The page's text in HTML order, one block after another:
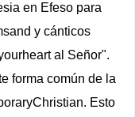
en Efeso para
y cánticos
al Señor".
forma común de la
Esto